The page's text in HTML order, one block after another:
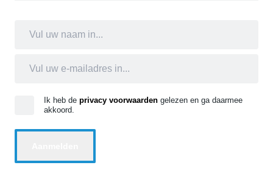
Ik heb de privacy voorwaarden gelezen en ga daarmee
akkoord.